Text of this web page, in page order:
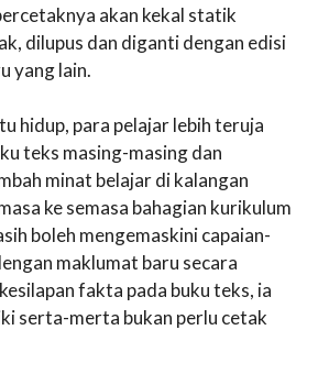
akan kekal statik
dilupus dan diganti dengan edisi
yang lain.
hidup, para pelajar lebih teruja
teks masing-masing dan
minat belajar di kalangan
ke semasa bahagian kurikulum
boleh mengemaskini capaian-
maklumat baru secara
fakta pada buku teks, ia
serta-merta bukan perlu cetak